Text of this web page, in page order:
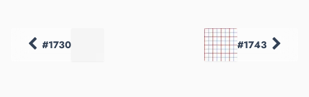
#1730 #1743